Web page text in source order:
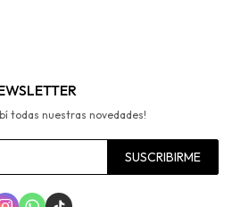
todas nuestras novedades!
SUSCRIBIRME